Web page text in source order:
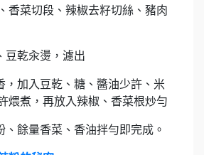
香菜切段、辣椒去籽切絲、豬肉
豆乾汆燙，濾出
，加入豆乾、糖、醬油少許、米
煨煮，再放入辣椒、香菜根炒勻
、餘量香菜、香油拌勻即完成。